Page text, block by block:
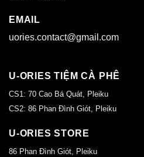
EMAIL
uories.contact@gmail.com
U-ORIES TIỆM CÀ PHÊ
CS1: 70 Cao Bá Quát, Pleiku
CS2: 86 Phan Đình Giót, Pleiku
U-ORIES STORE
86 Phan Đình Giót, Pleiku